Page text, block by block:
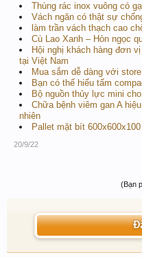
Thùng rác inox vuông có
Vách ngăn có thật sự
làm trần vách thạch cao
Cù Lao Xanh – Hòn ngọc
Hội nghị khách hàng đơn
tại Việt Nam
Mua sắm dễ dàng với
Bạn có thể hiểu tấm
Bộ nguồn thủy lực mini
Chữa bệnh viêm gan A
nhiên
Pallet mặt bít
20/9/22
(Bạn